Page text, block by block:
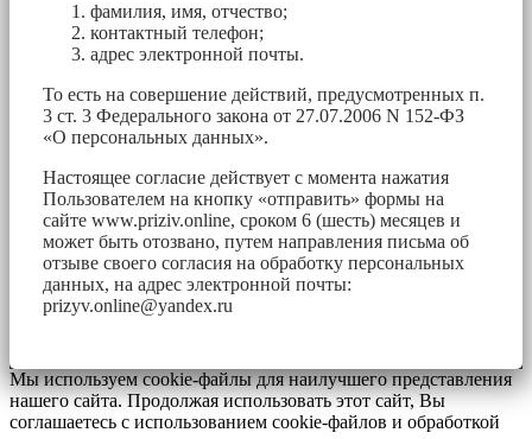
фамилия, имя, отчество;
контактный телефон;
адрес электронной почты.
То есть на совершение действий, предусмотренных п.
3 ст. 3 Федерального закона от 27.07.2006 N 152-ФЗ
«О персональных данных».
Настоящее согласие действует с момента нажатия
Пользователем на кнопку «отправить» формы на
сайте www.priziv.online, сроком 6 (шесть) месяцев и
может быть отозвано, путем направления письма об
отзыве своего согласия на обработку персональных
данных, на адрес электронной почты:
prizyv.online@yandex.ru
Мы используем cookie-файлы для наилучшего представления
нашего сайта. Продолжая использовать этот сайт, Вы
соглашаетесь с использованием cookie-файлов и обработкой